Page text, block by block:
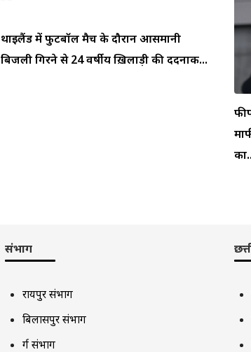
थाईलैंड में फुटबॉल मैच के दौरान आसमानी
बिजली गिरने से 24 वर्षीय ख़िलाड़ी की दर्दनाक...
संभाग
रायपुर संभाग
बिलासपुर संभाग
दुर्ग संभाग